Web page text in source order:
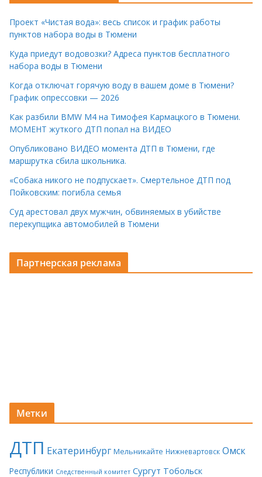
Проект «Чистая вода»: весь список и график работы
пунктов набора воды в Тюмени
Куда приедут водовозки? Адреса пунктов бесплатного
набора воды в Тюмени
Когда отключат горячую воду в вашем доме в Тюмени?
График опрессовки — 2026
Как разбили BMW M4 на Тимофея Кармацкого в Тюмени.
МОМЕНТ жуткого ДТП попал на ВИДЕО
Опубликовано ВИДЕО момента ДТП в Тюмени, где
маршрутка сбила школьника.
«Собака никого не подпускает». Смертельное ДТП под
Пойковским: погибла семья
Суд арестовал двух мужчин, обвиняемых в убийстве
перекупщика автомобилей в Тюмени
Партнерская реклама
Метки
ДТП Екатеринбург Мельникайте Нижневартовск Омск
Республики Следственный комитет Сургут Тобольск